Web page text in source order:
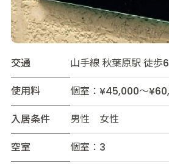
交通
山手線 秋葉原駅 徒歩
使用料
個室：¥45,000～
入居条件
男性 女性
空室
個室：3